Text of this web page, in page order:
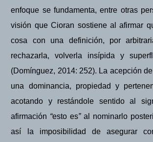
enfoque se fundamenta, entre otras
visión queCioran sostiene al afirmar
cosa con una definición, por
rechazarla, volverla insípida y
(Domínguez, 2014: 252). La acepción
una dominancia, propiedad y
acotando y restándole sentido al
afirmación “esto es”al nominarlo
así la imposibilidad de asegurar